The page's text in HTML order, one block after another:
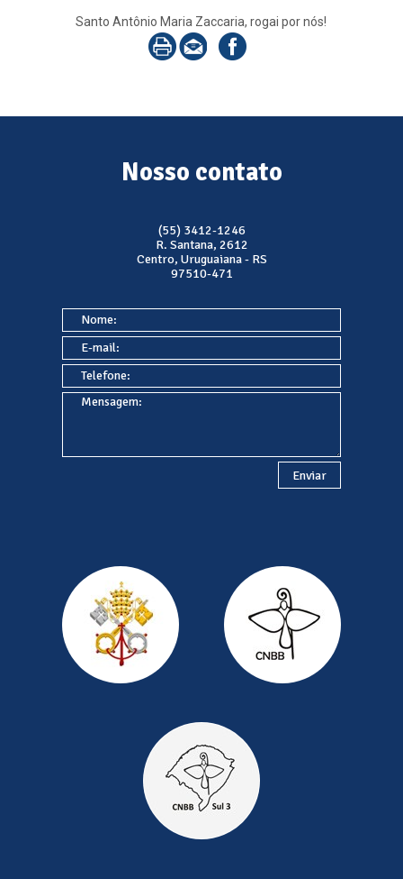
Santo Antônio Maria Zaccaria, rogai por nós!
Nosso contato
(55) 3412-1246
R. Santana, 2612
Centro, Uruguaiana - RS
97510-471